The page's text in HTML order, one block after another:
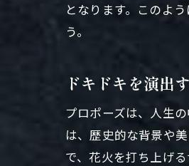
となります。このよ
う。
ドキドキを演出
プロポーズは、人生
は、歴史的な背景や
で、花火を打ち上げ